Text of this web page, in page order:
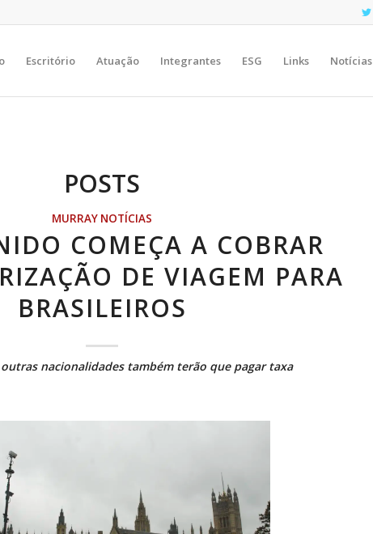
Escritório Atuação Integrantes ESG Links Notícias
POSTS
MURRAY NOTÍCIAS
COMEÇA A COBRAR
DE VIAGEM PARA
BRASILEIROS
nacionalidades também terão que pagar taxa